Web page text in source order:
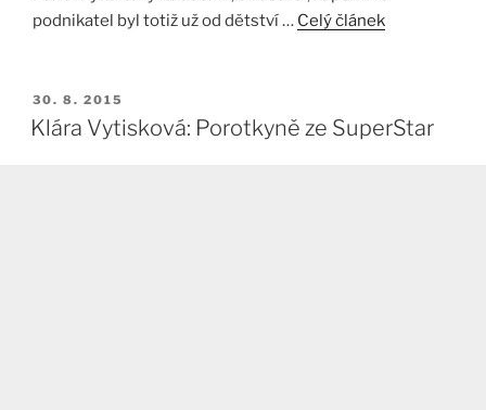
podnikatel byl totiž už od dětství … Celý článek
PUBLIKOVÁNO
30. 8. 2015
Klára Vytisková: Porotkyně ze SuperStar